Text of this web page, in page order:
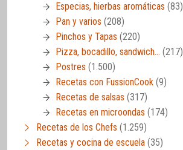
Especias, hierbas aromáticas (83)
Pan y varios (208)
Pinchos y Tapas (220)
Pizza, bocadillo, sandwich… (217)
Postres (1.500)
Recetas con FussionCook (9)
Recetas de salsas (317)
Recetas en microondas (174)
Recetas de los Chefs (1.259)
Recetas y cocina de escuela (35)